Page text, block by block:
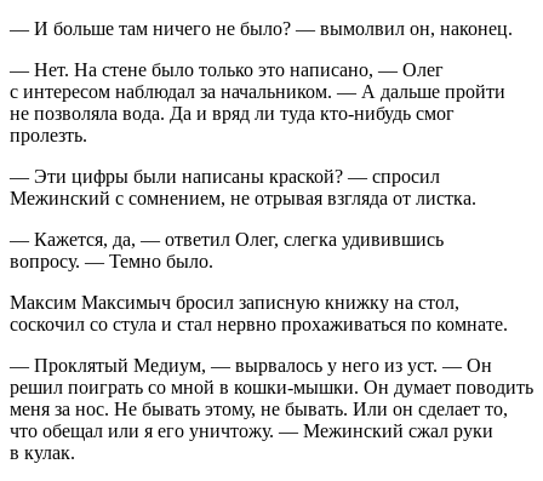
— И больше там ничего не было? — вымолвил он, наконец.
— Нет. На стене было только это написано, — Олег
с интересом наблюдал за начальником. — А дальше пройти
не позволяла вода. Да и вряд ли туда кто-нибудь смог
пролезть.
— Эти цифры были написаны краской? — спросил
Межинский с сомнением, не отрывая взгляда от листка.
— Кажется, да, — ответил Олег, слегка удивившись
вопросу. — Темно было.
Максим Максимыч бросил записную книжку на стол,
соскочил со стула и стал нервно прохаживаться по комнате.
— Проклятый Медиум, — вырвалось у него из уст. — Он
решил поиграть со мной в кошки-мышки. Он думает поводить
меня за нос. Не бывать этому, не бывать. Или он сделает то,
что обещал или я его уничтожу. — Межинский сжал руки
в кулак.